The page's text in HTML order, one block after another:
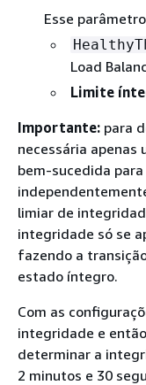
Esse
Load
Limite
Importante: para
necessária
bem-sucedida
limiar de
integridade só se
fazendo a
estado íntegro.
Com as
integridade e
determinar a
2 minutos e 30